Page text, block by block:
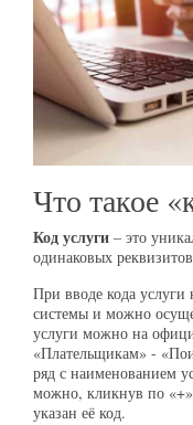
Что такое
Код услуги – это
одинаковых
При вводе кода услуги
системы и можно
услуги можно на
«Плательщикам» -
ряд с наименованием
можно, кликнув по «+»
указан её код.